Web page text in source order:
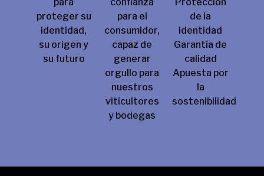
proteger su
identidad,
su origen y
su futuro
para el
consumidor,
capaz de
generar
orgullo para
nuestros
viticultores
y bodegas
de la
identidad
Garantía de
calidad
Apuesta por
la
sostenibilidad